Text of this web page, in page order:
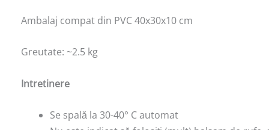
Ambalaj compat din PVC 40x30x10 cm
Greutate: ~2.5 kg
Intretinere
Se spală la 30-40° C automat